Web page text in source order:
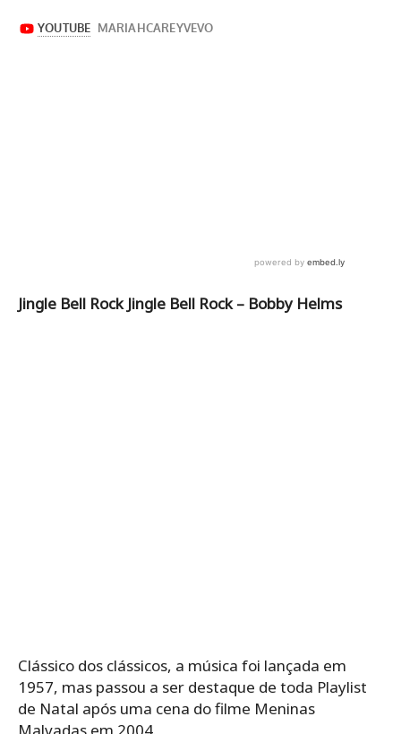
Jingle Bell Rock Jingle Bell Rock – Bobby Helms
Clássico dos clássicos, a música foi lançada em
1957, mas passou a ser destaque de toda Playlist
de Natal após uma cena do filme Meninas
Malvadas em 2004.